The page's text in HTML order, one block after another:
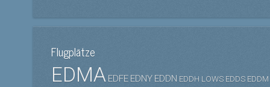
Flugplätze
EDMA EDFE EDNY EDDN EDDH LOWS EDDS EDDM